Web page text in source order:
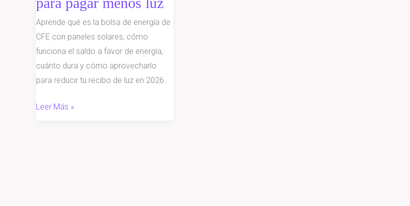
Aprende qué es la bolsa de energía de
CFE con paneles solares, cómo
funciona el saldo a favor de energía,
cuánto dura y cómo aprovecharlo
para reducir tu recibo de luz en 2026.
funciona
y
cómo
aprovecharla
para
pagar
luz
Leer Más »